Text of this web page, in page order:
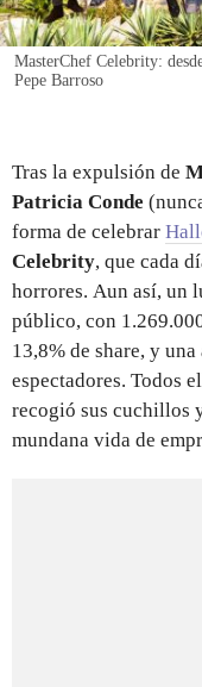
MasterChef Celebrity:
Pepe Barroso
Tras la expulsión de
Patricia Conde
forma de celebrar
Celebrity, que cada
horrores. Aun así, un
público, con
13,8% de share, y
espectadores. Todos
recogió sus cuchillos
mundana vida de